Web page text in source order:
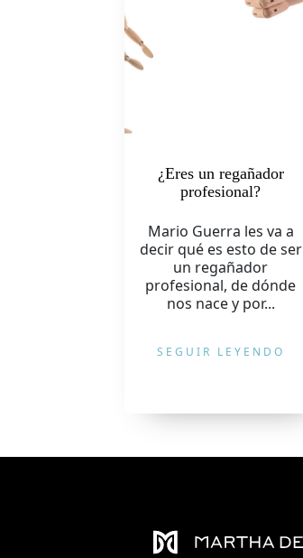
¿Eres un regañador
profesional?
Mario Guerra les va a
decir qué es esto de ser
un regañador
profesional, de dónde
nos nace y por...
SEGUIR LEYENDO